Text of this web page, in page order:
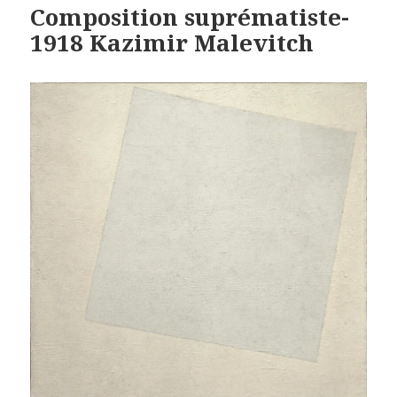
Composition suprématiste-
1918 Kazimir Malevitch